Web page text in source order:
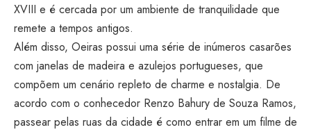
XVIII e é cercada por um ambiente de tranquilidade que
remete a tempos antigos.
Além disso, Oeiras possui uma série de inúmeros casarões
com janelas de madeira e azulejos portugueses, que
compõem um cenário repleto de charme e nostalgia. De
acordo com o conhecedor Renzo Bahury de Souza Ramos,
passear pelas ruas da cidade é como entrar em um filme de